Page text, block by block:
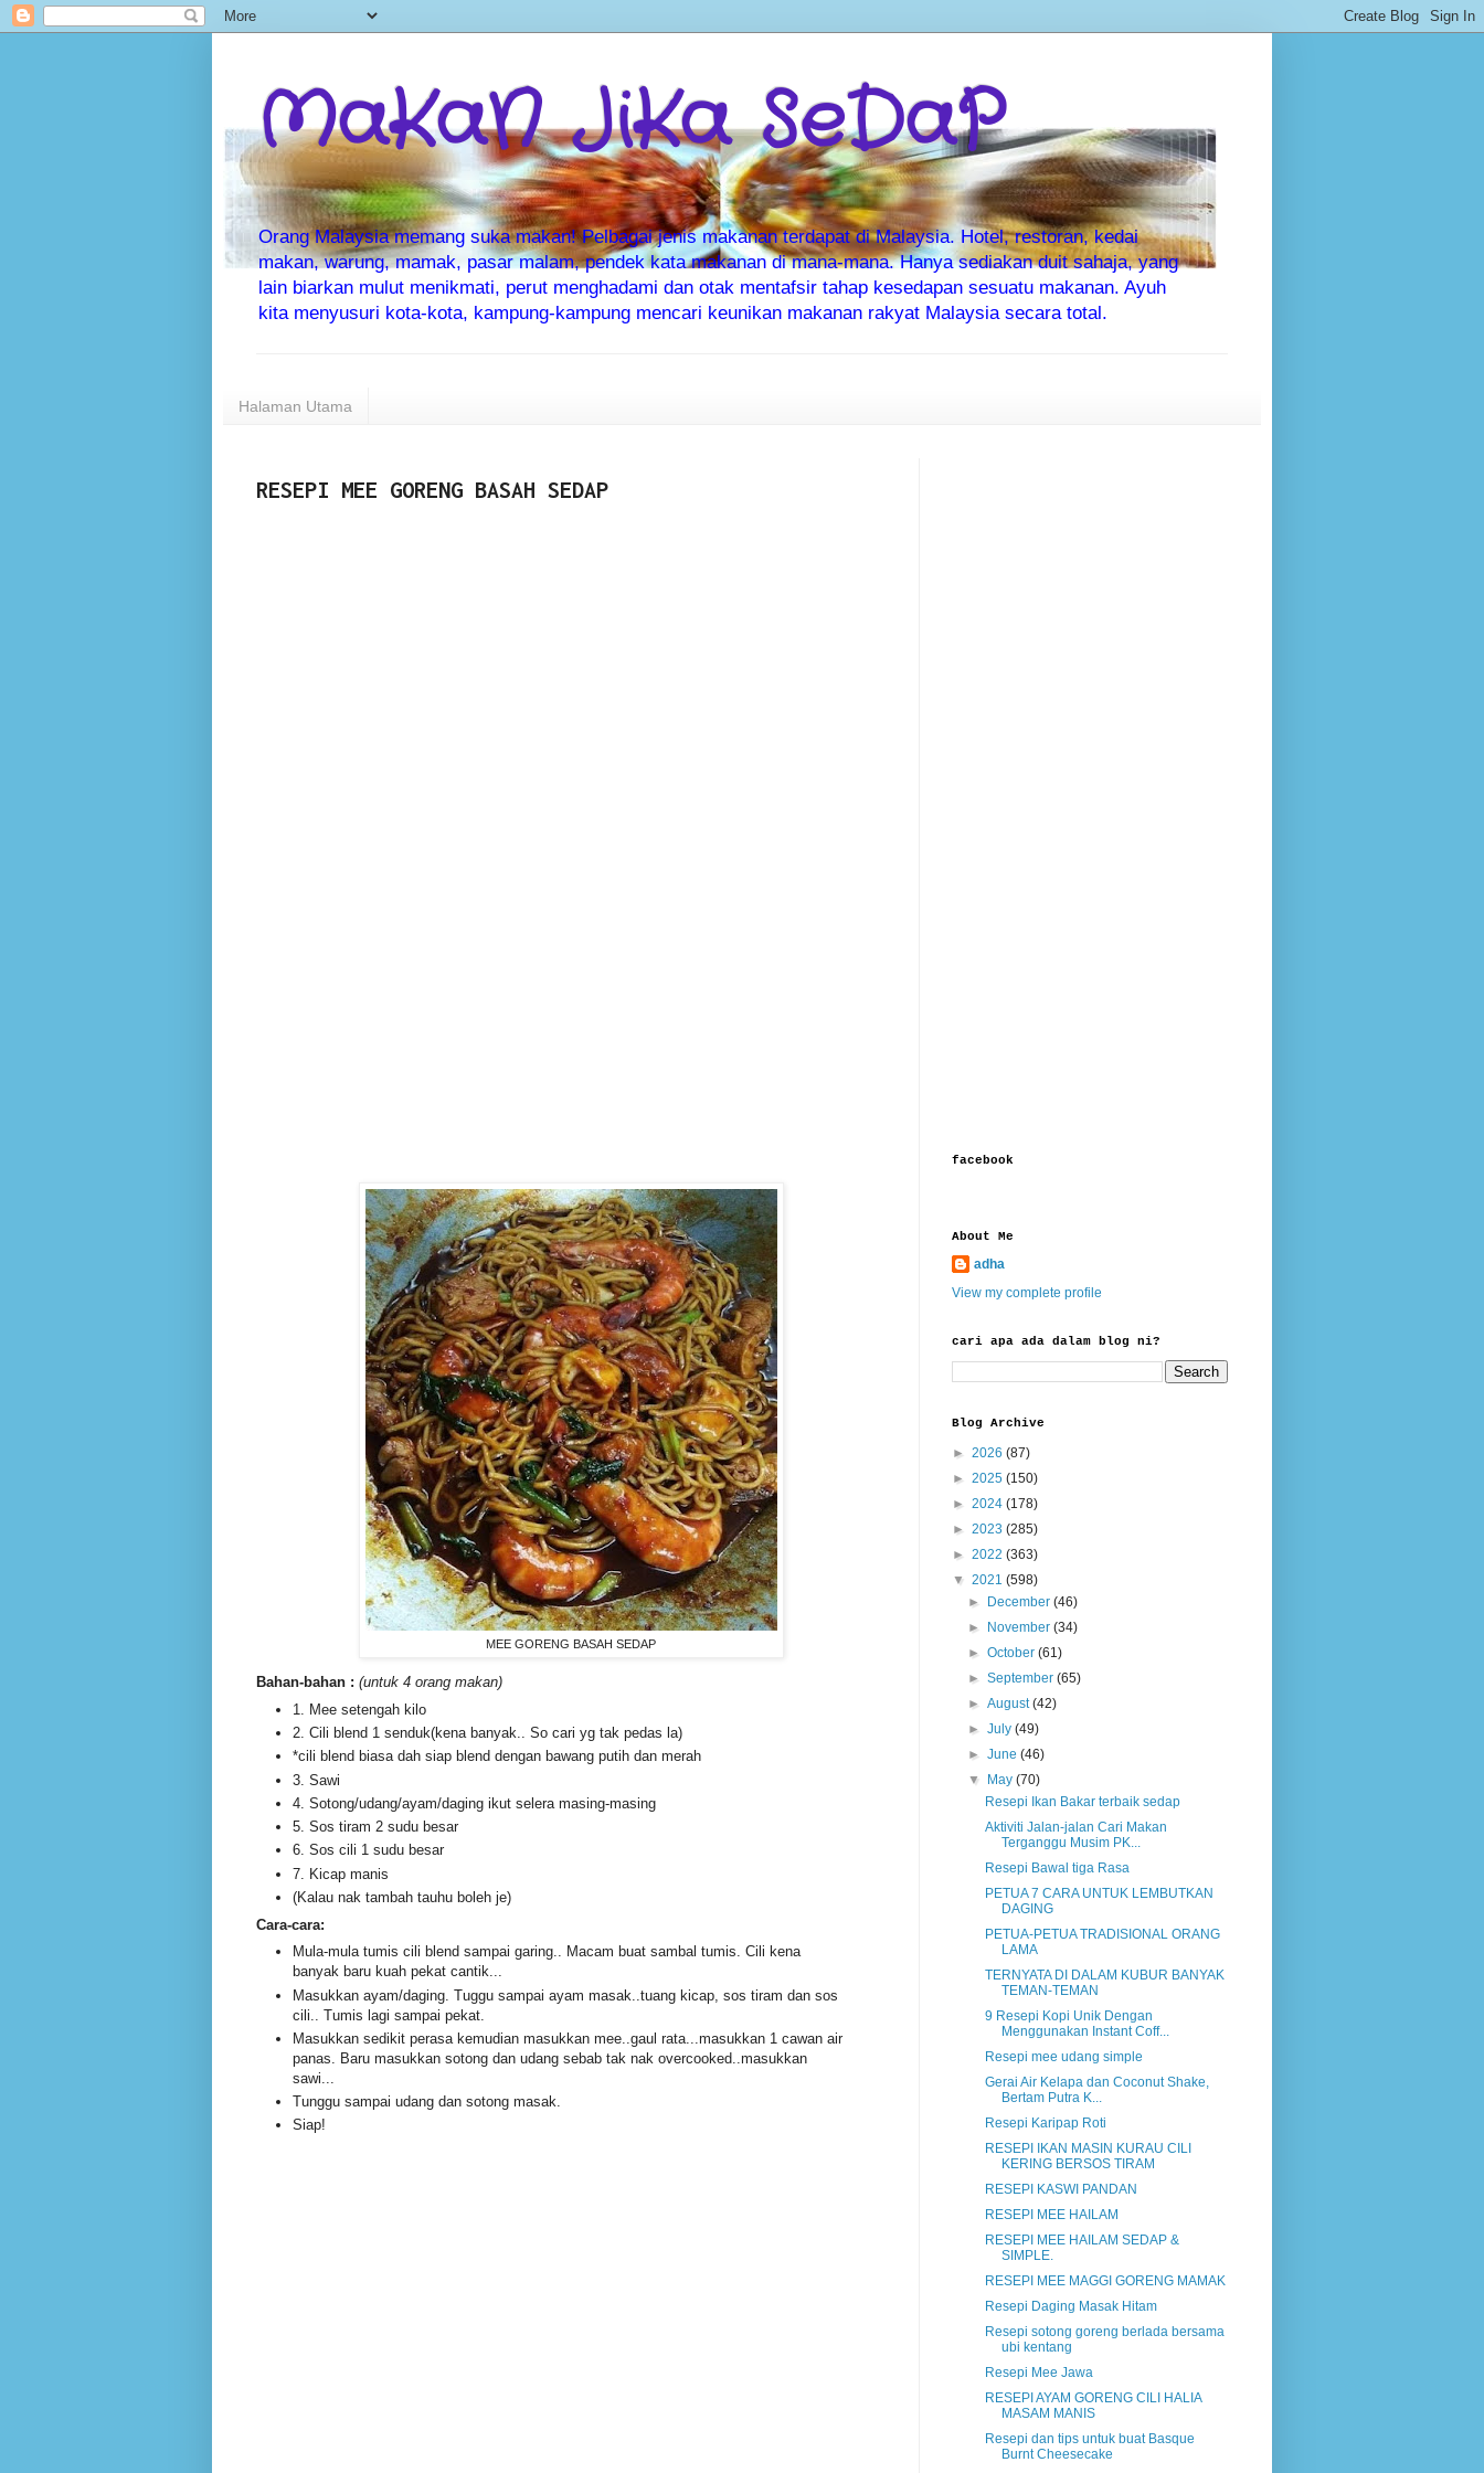
MaKaN JiKa SeDaP
Orang Malaysia memang suka makan! Pelbagai jenis makanan terdapat di Malaysia. Hotel, restoran, kedai
makan, warung, mamak, pasar malam, pendek kata makanan di mana-mana. Hanya sediakan duit sahaja, yang
lain biarkan mulut menikmati, perut menghadami dan otak mentafsir tahap kesedapan sesuatu makanan. Ayuh
kita menyusuri kota-kota, kampung-kampung mencari keunikan makanan rakyat Malaysia secara total.
Halaman Utama
RESEPI MEE GORENG BASAH SEDAP
MEE GORENG BASAH SEDAP
Bahan-bahan : (untuk 4 orang makan)
1. Mee setengah kilo
2. Cili blend 1 senduk(kena banyak.. So cari yg tak pedas la)
*cili blend biasa dah siap blend dengan bawang putih dan merah
3. Sawi
4. Sotong/udang/ayam/daging ikut selera masing-masing
5. Sos tiram 2 sudu besar
6. Sos cili 1 sudu besar
7. Kicap manis
(Kalau nak tambah tauhu boleh je)
Cara-cara:
Mula-mula tumis cili blend sampai garing.. Macam buat sambal tumis. Cili kena
banyak baru kuah pekat cantik...
Masukkan ayam/daging. Tuggu sampai ayam masak..tuang kicap, sos tiram dan sos
cili.. Tumis lagi sampai pekat.
Masukkan sedikit perasa kemudian masukkan mee..gaul rata...masukkan 1 cawan air
panas. Baru masukkan sotong dan udang sebab tak nak overcooked..masukkan
sawi...
Tunggu sampai udang dan sotong masak.
Siap!
facebook
About Me
adha
View my complete profile
cari apa ada dalam blog ni?
Blog Archive
► 2026 (87)
► 2025 (150)
► 2024 (178)
► 2023 (285)
► 2022 (363)
▼ 2021 (598)
►
December(46)
►
November(34)
►October(61)
►September(65)
►August(42)
►July(49)
►June(46)
▼
May(70)
Resepi Ikan Bakar terbaik sedap
Aktiviti Jalan-jalan Cari Makan
Terganggu Musim PK...
Resepi Bawal tiga Rasa
PETUA 7 CARA UNTUK LEMBUTKAN
DAGING
PETUA-PETUA TRADISIONAL ORANG
LAMA
TERNYATA DI DALAM KUBUR BANYAK
TEMAN-TEMAN
9 Resepi Kopi Unik Dengan
Menggunakan Instant Coff...
Resepi mee udang simple
Gerai Air Kelapa dan Coconut Shake,
Bertam Putra K...
Resepi Karipap Roti
RESEPI IKAN MASIN KURAU CILI
KERING BERSOS TIRAM
RESEPI KASWI PANDAN
RESEPI MEE HAILAM
RESEPI MEE HAILAM SEDAP &
SIMPLE.
RESEPI MEE MAGGI GORENG MAMAK
Resepi Daging Masak Hitam
Resepi sotong goreng berlada bersama
ubi kentang
Resepi Mee Jawa
RESEPI AYAM GORENG CILI HALIA
MASAM MANIS
Resepi dan tips untuk buat Basque
Burnt Cheesecake